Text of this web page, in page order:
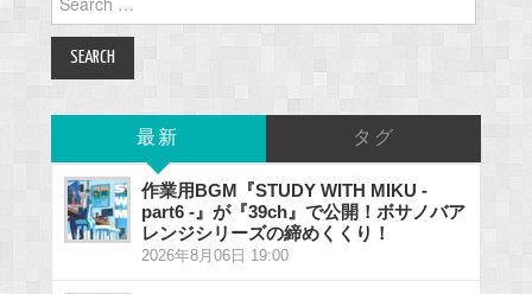
for:
最新 タグ
作業用BGM『STUDY WITH MIKU -
part6 -』が『39ch』で公開！ボサノバア
レンジシリーズの締めくくり！
2026年8月06日 19:00